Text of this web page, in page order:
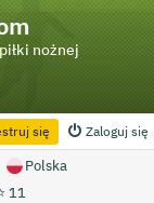
nożnej
Zaloguj się
się
Polska
11